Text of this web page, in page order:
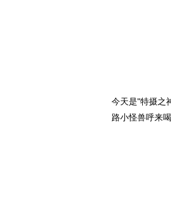
今天是"特摄之
路小怪兽呼来